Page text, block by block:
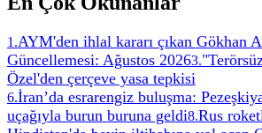
1 .AYM'den ihlal kararı çıkan Gökhan
Güncellemesi: Ağustos 20263.
Özel'den çerçeve yasa tepkisi
6.İran’da esrarengiz buluşma:
uçağıyla burun buruna geldi8.Rus